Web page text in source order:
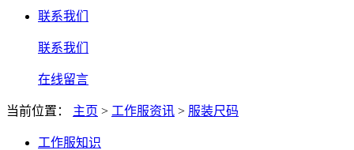
联系我们
联系我们
在线留言
当前位置： 主页 > 工作服资讯 > 服装尺码
工作服知识